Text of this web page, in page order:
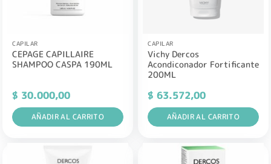
CAPILAR
CEPAGE CAPILLAIRE
SHAMPOO CASPA 190ML
$ 30.000,00
AÑADIR AL CARRITO
CAPILAR
Vichy Dercos
Acondiconador Fortificante
200ML
$ 63.572,00
AÑADIR AL CARRITO